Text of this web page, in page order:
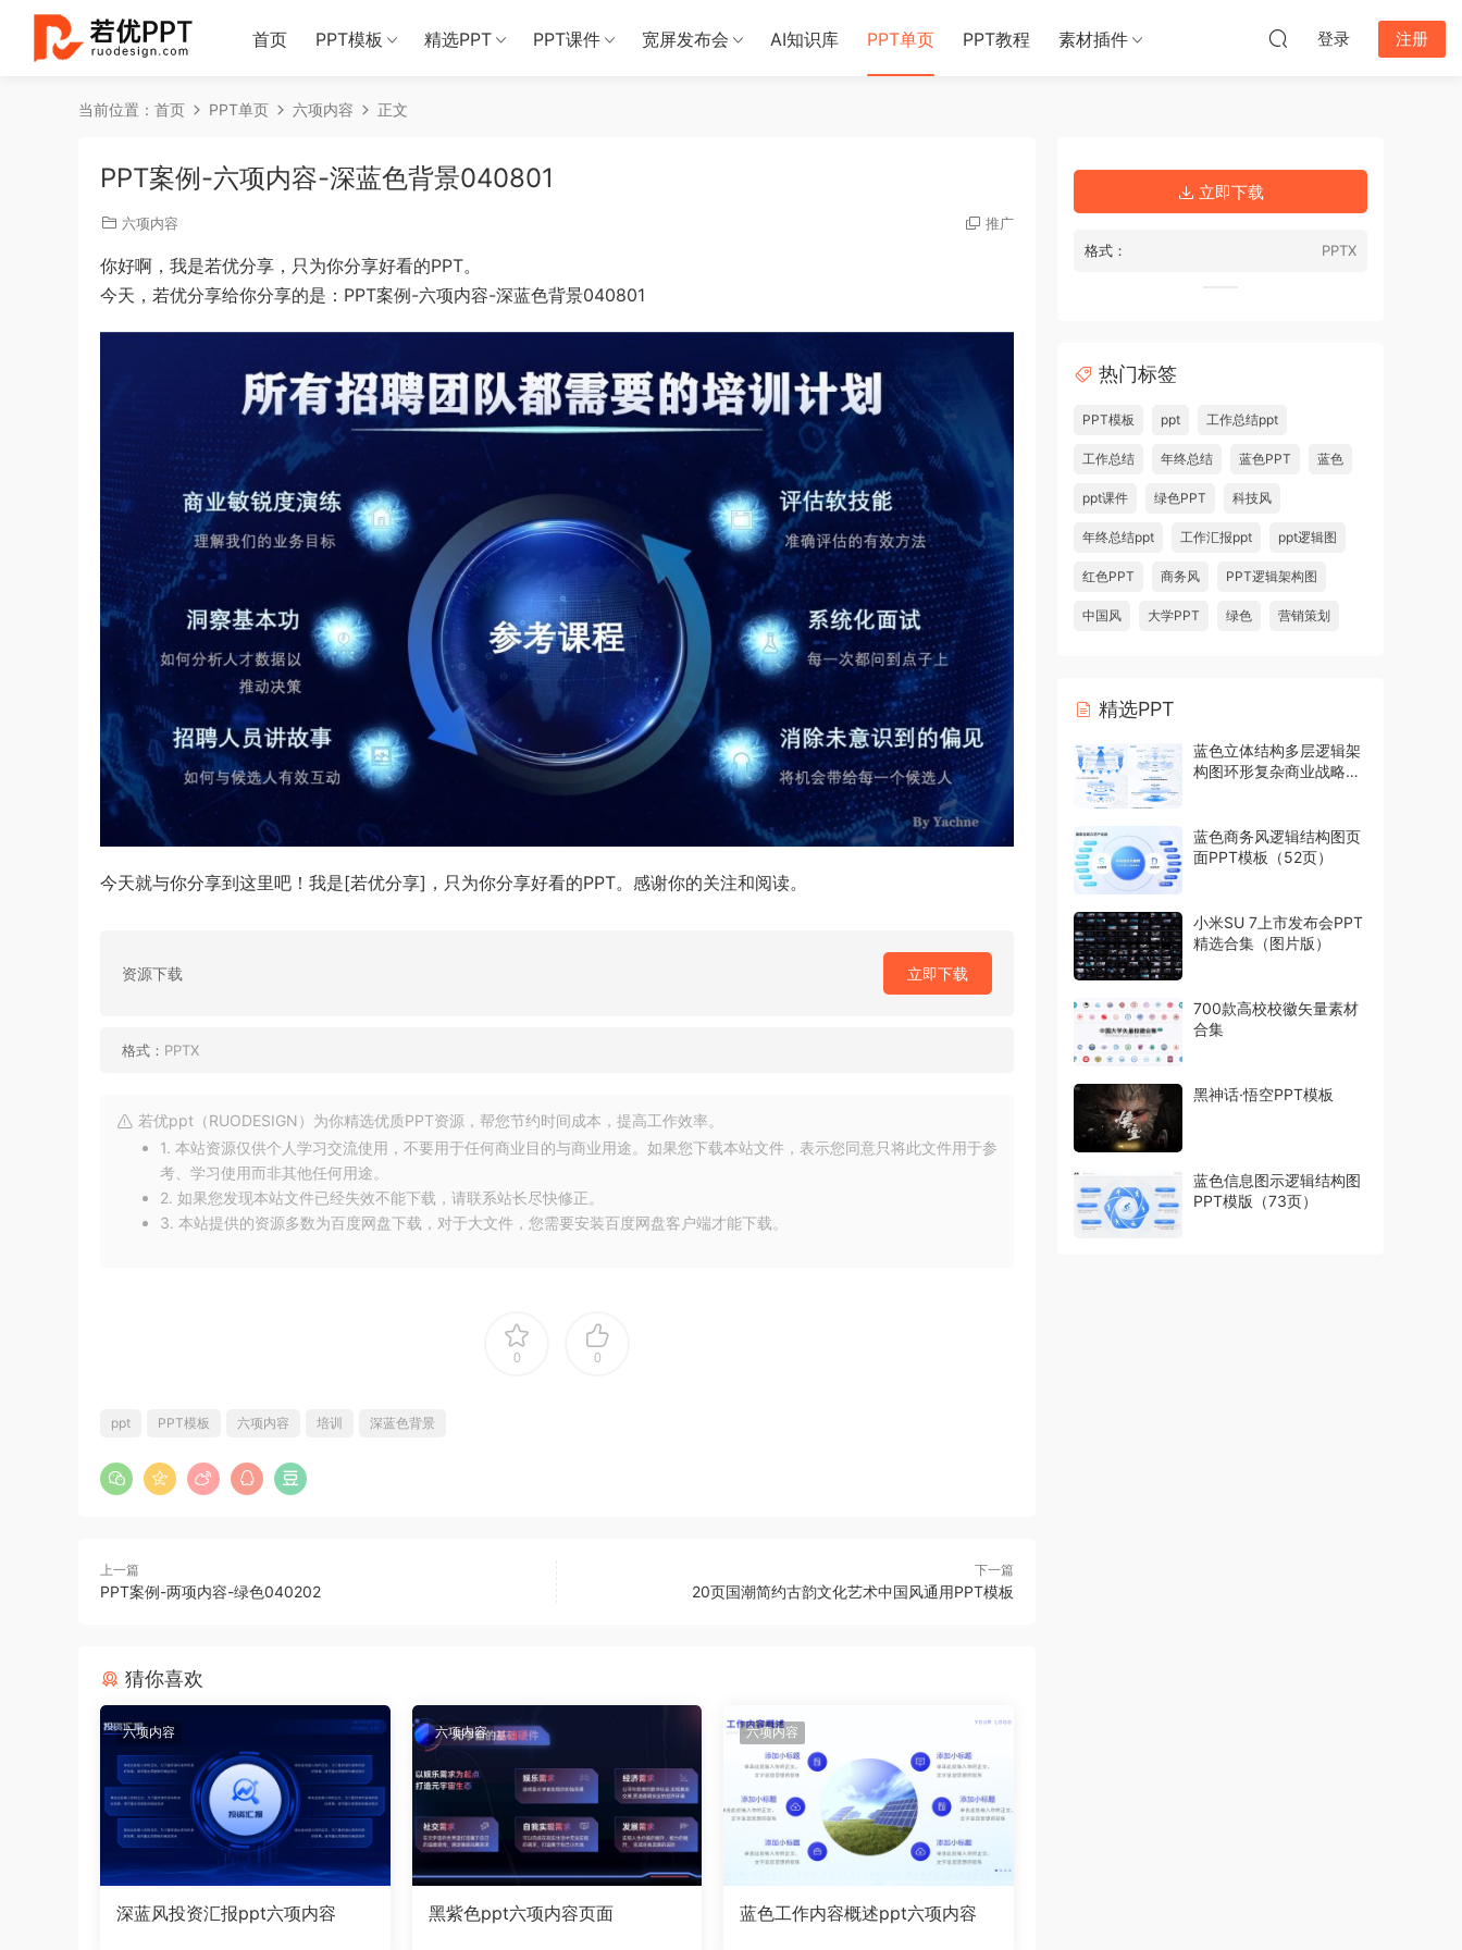
首页 PPT模板 精选PPT PPT课件 宽屏发布会 AI知识库 PPT单页 PPT教程 素材插件 登录 注册
当前位置： 首页 PPT单页 六项内容 正文
PPT案例-六项内容-深蓝色背景040801
六项内容 推广
你好啊，我是若优分享，只为你分享好看的PPT。
今天，若优分享给你分享的是：PPT案例-六项内容-深蓝色背景040801
今天就与你分享到这里吧！我是[若优分享]，只为你分享好看的PPT。感谢你的关注和阅读。
资源下载 立即下载
格式： PPTX
若优ppt（RUODESIGN）为你精选优质PPT资源，帮您节约时间成本，提高工作效率。
1. 本站资源仅供个人学习交流使用，不要用于任何商业目的与商业用途。如果您下载本站文件，表示您同意只将此文件用于参
考、学习使用而非其他任何用途。
2. 如果您发现本站文件已经失效不能下载，请联系站长尽快修正。
3. 本站提供的资源多数为百度网盘下载，对于大文件，您需要安装百度网盘客户端才能下载。
0 0
ppt PPT模板 六项内容 培训 深蓝色背景
上一篇
PPT案例-两项内容-绿色040202
下一篇
20页国潮简约古韵文化艺术中国风通用PPT模板
猜你喜欢
六项内容
深蓝风投资汇报ppt六项内容
六项内容
黑紫色ppt六项内容页面
六项内容
蓝色工作内容概述ppt六项内容
立即下载
格式： PPTX
热门标签
PPT模板 ppt 工作总结ppt
工作总结 年终总结 蓝色PPT 蓝色
ppt课件 绿色PPT 科技风
年终总结ppt 工作汇报ppt ppt逻辑图
红色PPT 商务风 PPT逻辑架构图
中国风 大学PPT 绿色 营销策划
精选PPT
蓝色立体结构多层逻辑架
构图环形复杂商业战略模
蓝色商务风逻辑结构图页
面PPT模板（52页）
小米SU 7上市发布会PPT
精选合集（图片版）
700款高校校徽矢量素材
合集
黑神话·悟空PPT模板
蓝色信息图示逻辑结构图
PPT模版（73页）